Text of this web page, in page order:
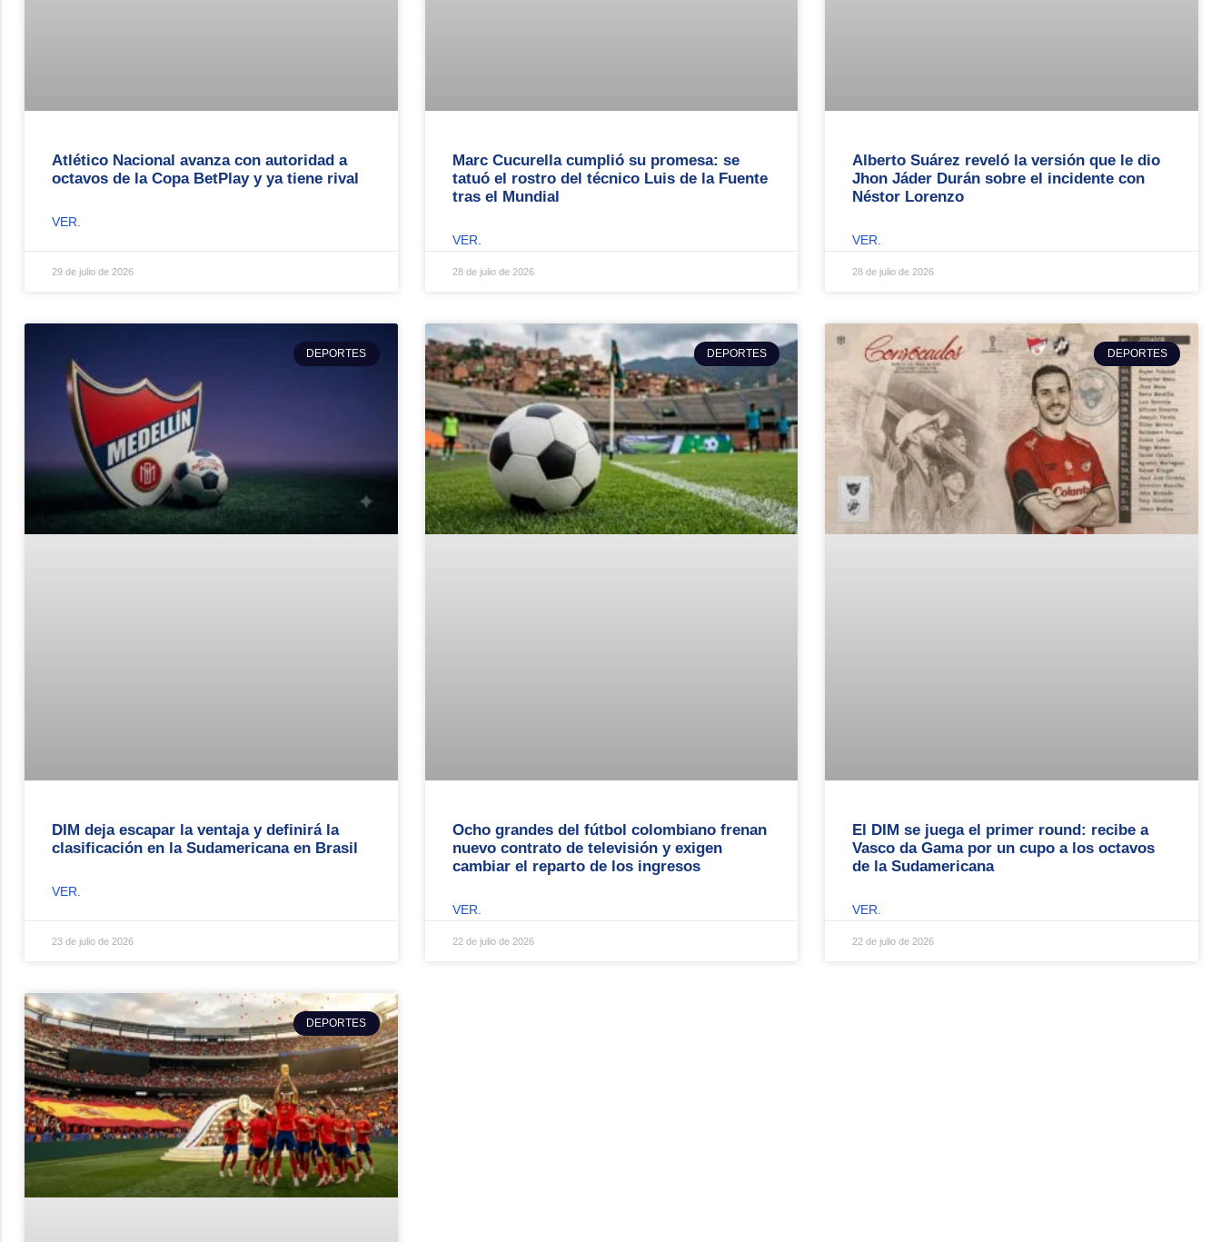
Atlético Nacional avanza con autoridad a
octavos de la Copa BetPlay y ya tiene rival
VER.
29 de julio de 2026
Marc Cucurella cumplió su promesa: se
tatuó el rostro del técnico Luis de la Fuente
tras el Mundial
VER.
28 de julio de 2026
Alberto Suárez reveló la versión que le dio
Jhon Jáder Durán sobre el incidente con
Néstor Lorenzo
VER.
28 de julio de 2026
DEPORTES
DIM deja escapar la ventaja y definirá la
clasificación en la Sudamericana en Brasil
VER.
23 de julio de 2026
DEPORTES
Ocho grandes del fútbol colombiano frenan
nuevo contrato de televisión y exigen
cambiar el reparto de los ingresos
VER.
22 de julio de 2026
DEPORTES
El DIM se juega el primer round: recibe a
Vasco da Gama por un cupo a los octavos
de la Sudamericana
VER.
22 de julio de 2026
DEPORTES